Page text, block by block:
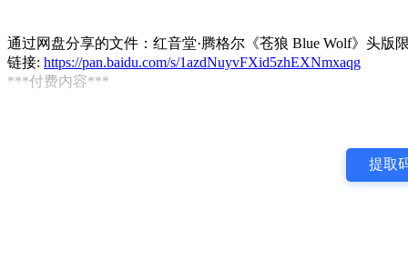
通过网盘分享的文件：红音堂·腾格尔《苍狼 Blue Wolf》头版
链接: https://pan.baidu.com/s/1azdNuyvFXid5zhEXNmxaqg
***付费内容***
提取